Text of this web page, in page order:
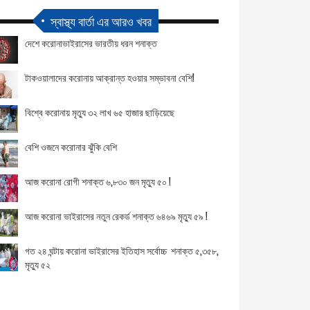
স্বাস্থ্য বার্তা এর আরও খবর
দেশে করোনাভাইরাসের ভারতীয় ধরন শনাক্ত
টাকওয়ালাদের করোনায় আক্রান্ত হওয়ার সম্ভাবনা বেশি!
বিশ্বে করোনায় মৃত্যু ৩২ লাখ ৬৫ হাজার ছাড়িয়েছে
বেশি ওজনে করোনার ঝুঁকি বেশি
আজ করোনা রোগী শনাক্ত ৬,৮৩০ জন মৃত্যু ৫০ !
আজ করোনা ভাইরাসের নতুন রেকর্ড শনাক্ত ৬৪৬৯ মৃত্যু ৫৯ !
গত ২৪ ঘন্টায় করোনা ভাইরাসের ইতিহাস সর্বোচ্চ শনাক্ত ৫,৩৫৮,
মৃত্যু ৫২